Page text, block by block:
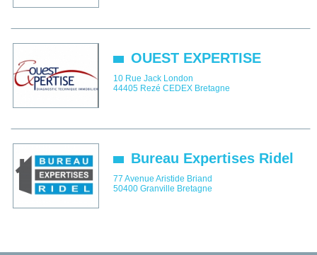
OUEST EXPERTISE
10 Rue Jack London
44405 Rezé CEDEX Bretagne
Bureau Expertises Ridel
77 Avenue Aristide Briand
50400 Granville Bretagne